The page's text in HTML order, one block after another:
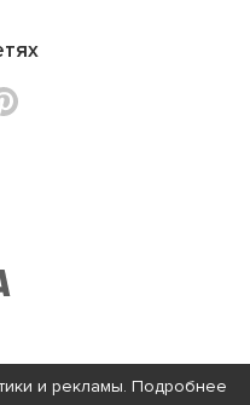
и рекламы. Подробнее